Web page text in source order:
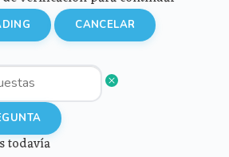
CANCELAR
todavía